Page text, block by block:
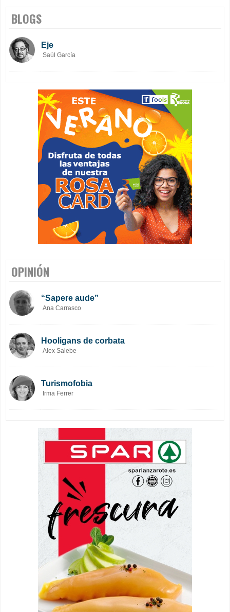
BLOGS
Eje
Saúl García
OPINIÓN
“Sapere aude”
Ana Carrasco
Hooligans de corbata
Alex Salebe
Turismofobia
Irma Ferrer